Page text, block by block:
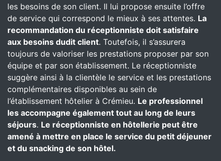
les besoins de son client. Il lui propose ensuite l’offre
de service qui correspond le mieux à ses attentes. La
recommandation du réceptionniste doit satisfaire
aux besoins dudit client. Toutefois, il s’assurera
toujours de valoriser les prestations proposer par son
équipe et par son établissement. Le réceptionniste
suggère ainsi à la clientèle le service et les prestations
complémentaires disponibles au sein de
l’établissement hôtelier à Crémieu. Le professionnel
les accompagne également tout au long de leurs
séjours. Le réceptionniste en hôtellerie peut être
amené à mettre en place le service du petit déjeuner
et du snacking de son hôtel.